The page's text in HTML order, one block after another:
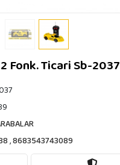
Fonk. Ticari Sb-2037
,8683543743089